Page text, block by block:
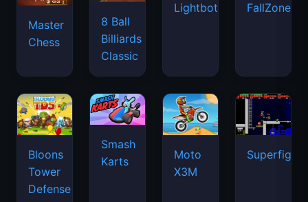
Master
Chess
8 Ball
Billiards
Classic
Lightbot FallZone.io
Bloons
Tower
Defense
Smash
Karts
Moto
X3M